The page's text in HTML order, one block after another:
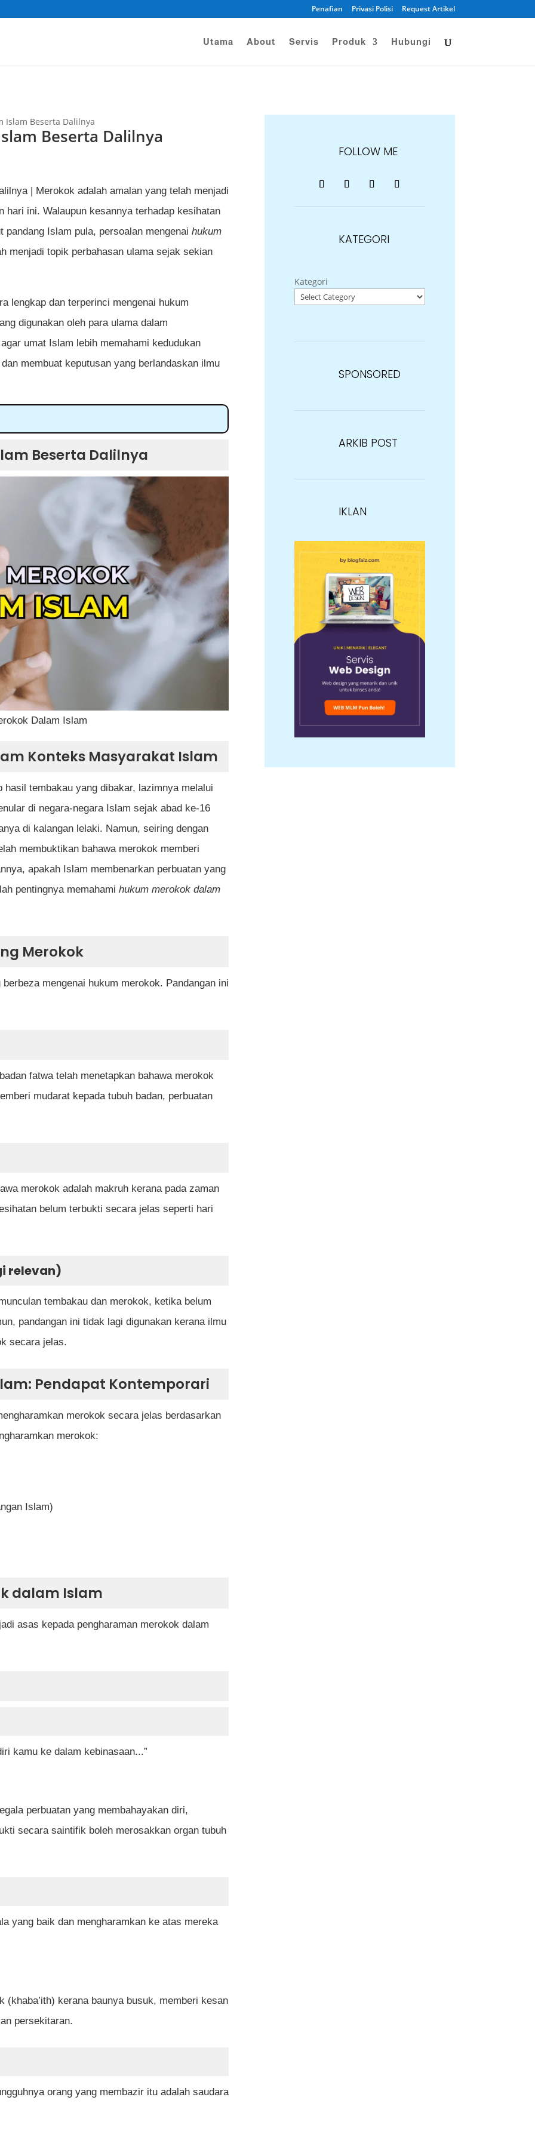
Penafian Privasi Polisi Request Artikel
Utama About Servis Produk Hubungi
Islam Beserta Dalilnya
Beserta Dalilnya
| Merokok adalah amalan yang telah menjadi
hari ini. Walaupun kesannya terhadap kesihatan
Islam pula, persoalan mengenaihukum
menjadi topik perbahasan ulama sejak sekian
lengkap dan terperinci mengenai hukum
digunakan oleh para ulama dalam
umat Islam lebih memahami kedudukan
membuat keputusan yang berlandaskan ilmu
Kontemporari
Syarak
merokok itu haram?
seseorang itu sudah ketagih?
merokok?
Islam?
Beserta Dalilnya
Dalam Islam
Konteks Masyarakat Islam
hasil tembakau yang dibakar, lazimnya melalui
di negara-negara Islam sejak abad ke-16
di kalangan lelaki. Namun, seiring dengan
membuktikan bahawa merokok memberi
apakah Islam membenarkan perbuatan yang
pentingnya memahamihukum merokok dalam
Merokok
mengenai hukum merokok. Pandangan ini
fatwa telah menetapkan bahawa merokok
mudarat kepada tubuh badan, perbuatan
merokok adalah makruh kerana pada zaman
belum terbukti secara jelas seperti hari
relevan)
tembakau dan merokok, ketika belum
pandangan ini tidak lagi digunakan kerana ilmu
secara jelas.
Pendapat Kontemporari
merokok secara jelas berdasarkan
merokok:
Islam)
dalam Islam
asas kepada pengharaman merokok dalam
kamu ke dalam kebinasaan...”
perbuatan yang membahayakan diri,
secara saintifik boleh merosakkan organ tubuh
yang baik dan mengharamkan ke atas mereka
(khaba’ith) kerana baunya busuk, memberi kesan
persekitaran.
orang yang membazir itu adalah saudara
FOLLOW ME
KATEGORI
Kategori
SPONSORED
ARKIB POST
IKLAN